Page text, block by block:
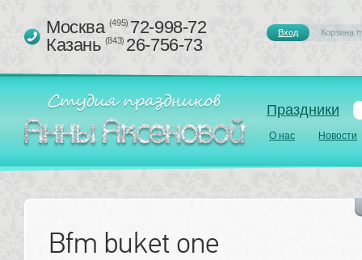
Праздники
О нас Новости
Москва (495)72-998-72
Казань (843)26-756-73
Вход Корзина
Bfm buket one